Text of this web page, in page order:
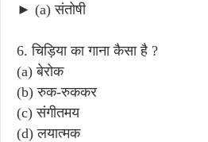
► (a) संतोषी
6. चिड़िया का गाना कैसा है ?
(a) बेरोक
(b) रुक-रुककर
(c) संगीतमय
(d) लयात्मक